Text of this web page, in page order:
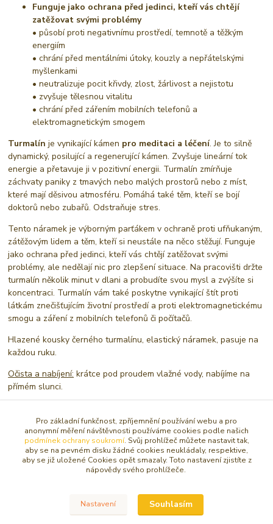
Funguje jako ochrana před jedinci, kteří vás chtějí
zatěžovat svými problémy
• působí proti negativnímu prostředí, temnotě a těžkým
energiím
• chrání před mentálními útoky, kouzly a nepřátelskými
myšlenkami
• neutralizuje pocit křivdy, zlost, žárlivost a nejistotu
• zvyšuje tělesnou vitalitu
• chrání před zářením mobilních telefonů a
elektromagnetickým smogem
Turmalín je vynikající kámen pro meditaci a léčení. Je to silně
dynamický, posilující a regenerující kámen. Zvyšuje lineární tok
energie a přetavuje ji v pozitivní energii. Turmalín zmírňuje
záchvaty paniky z tmavých nebo malých prostorů nebo z míst,
které mají děsivou atmosféru. Pomáhá také těm, kteří se bojí
doktorů nebo zubařů. Odstraňuje stres.
Tento náramek je výborným parťákem v ochraně proti ufňukaným,
zátěžovým lidem a těm, kteří si neustále na něco stěžují. Funguje
jako ochrana před jedinci, kteří vás chtějí zatěžovat svými
problémy, ale nedělají nic pro zlepšení situace. Na pracovišti držte
turmalín několik minut v dlani a probudíte svou mysl a zvýšíte si
koncentraci. Turmalín vám také poskytne vynikající štít proti
látkám znečišťujícím životní prostředí a proti elektromagnetickému
smogu a záření z mobilních telefonů či počítačů.
Hlazené kousky černého turmalínu, elastický náramek, pasuje na
každou ruku.
Očista a nabíjení: krátce pod proudem vlažné vody, nabíjíme na
přímém slunci.
Zboží zařazeno v kategoriích
NÁRAMKY
Sekané / nepravidelné tvary
Pro základní funkčnost, zpříjemnění používání webu a pro
anonymní měření návštěvnosti používáme cookies podle našich
podmínek ochrany soukromí. Svůj prohlížeč můžete nastavit tak,
aby se na pevném disku žádné cookies neukládaly, respektive,
aby se již uložené Cookies opět smazaly. Toto nastavení zjistíte z
nápovědy svého prohlížeče.
Nastavení Souhlasím